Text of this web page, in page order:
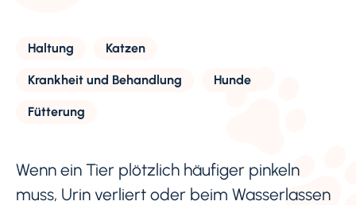
Haltung Katzen
Krankheit und Behandlung Hunde
Fütterung
Wenn ein Tier plötzlich häufiger pinkeln
muss, Urin verliert oder beim Wasserlassen